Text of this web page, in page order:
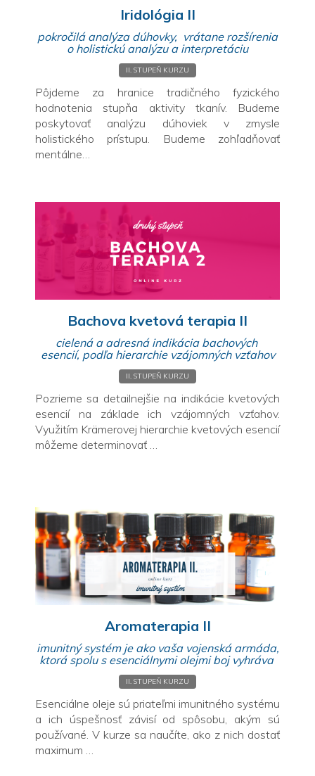
Iridológia II
pokročilá analýza dúhovky, vrátane rozšírenia
o holistickú analýzu a interpretáciu
II. STUPEŇ KURZU
Pôjdeme za hranice tradičného fyzického
hodnotenia stupňa aktivity tkanív. Budeme
poskytovať analýzu dúhoviek v zmysle
holistického prístupu. Budeme zohľadňovať
mentálne…
Bachova kvetová terapia II
cielená a adresná indikácia bachových
esencií, podľa hierarchie vzájomných vzťahov
II. STUPEŇ KURZU
Pozrieme sa detailnejšie na indikácie kvetových
esencií na základe ich vzájomných vzťahov.
Využitím Krämerovej hierarchie kvetových esencií
môžeme determinovať …
Aromaterapia II
imunitný systém je ako vaša vojenská armáda,
ktorá spolu s esenciálnymi olejmi boj vyhráva
II. STUPEŇ KURZU
Esenciálne oleje sú priateľmi imunitného systému
a ich úspešnosť závisí od spôsobu, akým sú
používané. V kurze sa naučíte, ako z nich dostať
maximum …